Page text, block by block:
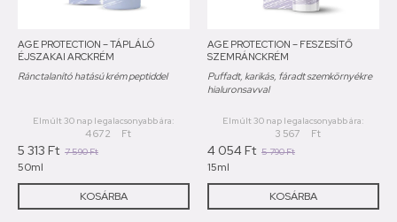
AGE PROTECTION – TÁPLÁLÓ
ÉJSZAKAI ARCKRÉM
Ránctalanító hatású krém peptiddel
KOSÁRBA
Elmúlt 30 nap legalacsonyabb ára:
4 672 Ft
7 590Ft
5 313 Ft
50ml
AGE PROTECTION – FESZESÍTŐ
SZEMRÁNCKRÉM
Puffadt, karikás, fáradt szemkörnyékre
hialuronsavval
KOSÁRBA
Elmúlt 30 nap legalacsonyabb ára:
3 567 Ft
5 790Ft
4 054Ft
15ml